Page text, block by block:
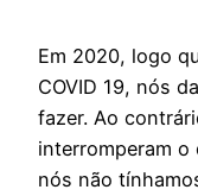
Em 2020, logo
COVID 19, nós
fazer. Ao
interromperam o
nós não